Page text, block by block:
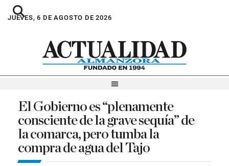
JUEVES, 6 DE AGOSTO DE 2026
El Gobierno es “plenamente
consciente de la grave sequía” de
la comarca, pero tumba la
compra de agua del Tajo